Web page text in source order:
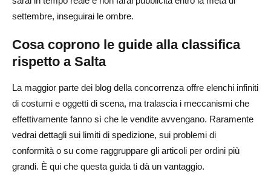
Domande frequenti sui prodotti di dropshipping
Quali sono i migliori prodotti di Halloween da spedire in
dropshipping nel 2025?
Quando devo iniziare a vendere prodotti per Halloween?
Quali articoli di Halloween vengono spediti velocemente
e hanno meno resi?
Dove posso reperire fornitori affidabili di Halloween per
settembre, inseguirai le ombre.
Cosa coprono le guide alla classifica
rispetto a Salta
La maggior parte dei blog della concorrenza offre elenchi infiniti
di costumi e oggetti di scena, ma tralascia i meccanismi che
effettivamente fanno sì che le vendite avvengano. Raramente
vedrai dettagli sui limiti di spedizione, sui problemi di
conformità o su come raggruppare gli articoli per ordini più
grandi. È qui che questa guida ti dà un vantaggio.